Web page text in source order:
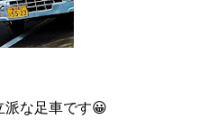
派な足車です😀